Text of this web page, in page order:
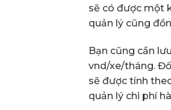
sẽ có được một
quản lý cũng
Bạn cũng cần
vnd/xe/tháng.
sẽ được tính
quản lý chi phí